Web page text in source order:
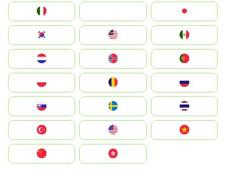
South Korea
United States
中國香港特別行政區